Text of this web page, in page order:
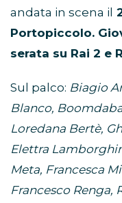
andata in scena il
Portopiccolo.
serata su Rai 2 e
Sul palco: Biagio
Blanco,
Loredana Bertè,
Elettra
Meta, Francesca
Francesco Renga,